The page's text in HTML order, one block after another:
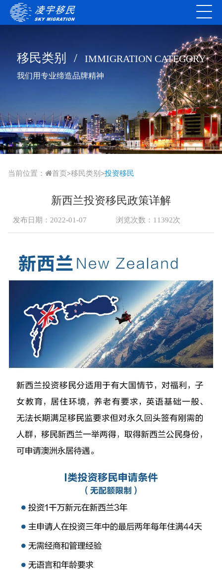
移民类别 / IMMIGRATION CATEGORY
我们用专业缔造品牌精神
当前位置： 首页>移民类别 >投资移民
新西兰投资移民政策详解
发布日期：2022-01-07 浏览次数：11392次